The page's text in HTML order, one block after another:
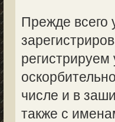
Прежде всего
числе и в
также с